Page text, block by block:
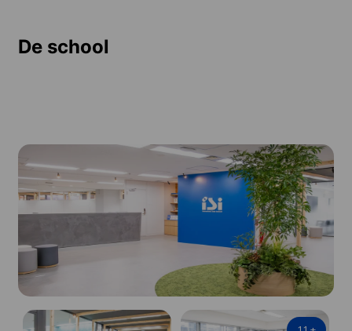
De school